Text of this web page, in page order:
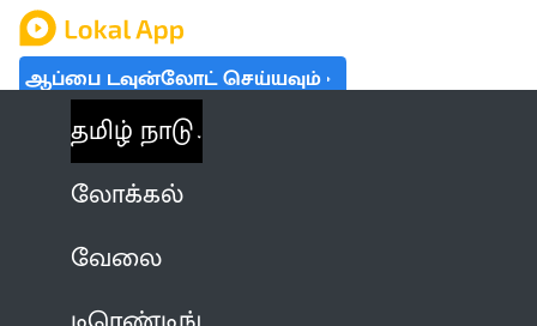
ஆப்பை டவுன்லோட் செய்யவும்
தமிழ் நாடு
லோக்கல்
வேலை